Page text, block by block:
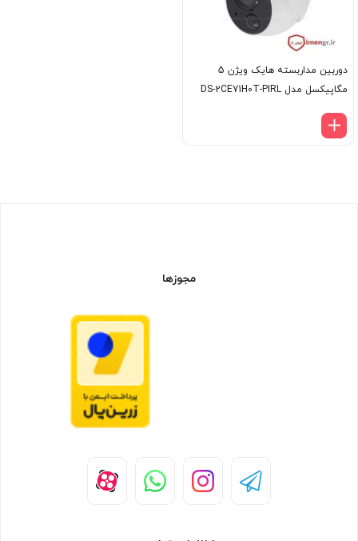
دوربین مداربسته هایک ویژن 5
مگاپیکسل مدل DS-2CE71H0T-PIRL
مجوزها